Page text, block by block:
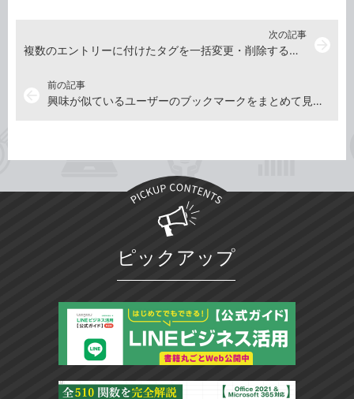
前の記事
興味が似ているユーザーのブックマークをまとめて見るには
次の記事
複数のエントリーに付けたタグを一括変更・削除するには
ピックアップ